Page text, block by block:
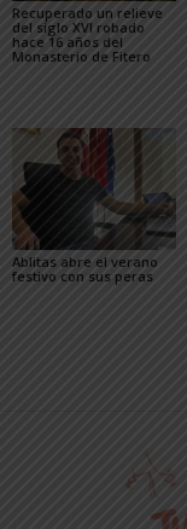
Recuperado un relieve
del siglo XVI robado
hace 16 años del
Monasterio de Fitero
Ablitas abre el verano
festivo con sus peras